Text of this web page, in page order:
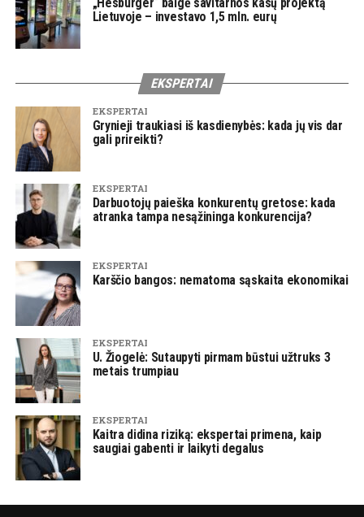
Lietuvoje – investavo 1,5 mln. eurų
EKSPERTAI
EKSPERTAI
Grynieji traukiasi iš kasdienybės: kada jų vis dar
gali prireikti?
EKSPERTAI
Darbuotojų paieška konkurentų gretose: kada
atranka tampa nesąžininga konkurencija?
EKSPERTAI
Karščio bangos: nematoma sąskaita ekonomikai
EKSPERTAI
U. Žiogelė: Sutaupyti pirmam būstui užtruks 3
metais trumpiau
EKSPERTAI
Kaitra didina riziką: ekspertai primena, kaip
saugiai gabenti ir laikyti degalus